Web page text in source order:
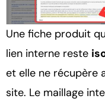
Une fiche produit
lien interne reste
et elle ne récupère
site. Le maillage